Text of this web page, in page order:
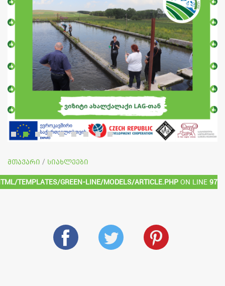
მთავარი / სიახლეები
templates/green-line/models/article.php on line 97